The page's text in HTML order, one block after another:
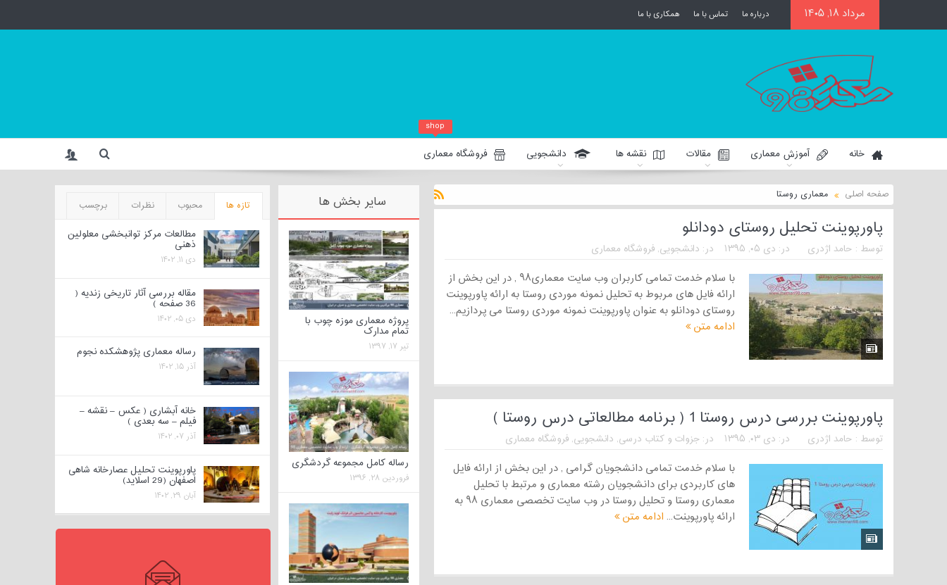
مرداد ۱۸, ۱۴۰۵ درباره ما تماس با ما همکاری با ما
خانه آموزش معماری مقالات نقشه ها دانشجویی فروشگاه معماری
shop
صفحه اصلی معماری روستا
پاورپوینت تحلیل روستای دودانلو
توسط : حامد اژدری در: دی ۰۵, ۱۳۹۵ در: دانشجویی,فروشگاه معماری
با سلام خدمت تمامی کاربران وب سایت معماری۹۸ , در این بخش از
ارائه فایل های مربوط به تحلیل نمونه موردی روستا به ارائه پاورپوینت
روستای دودانلو به عنوان پاورپوینت نمونه موردی روستا می پردازیم...
ادامه متن
پاورپوینت بررسی درس روستا 1 ( برنامه مطالعاتی درس روستا )
توسط : حامد اژدری در: دی ۰۳, ۱۳۹۵ در:جزوات و کتاب درسی, دانشجویی,فروشگاه معماری
با سلام خدمت تمامی دانشجویان گرامی , در این بخش از ارائه فایل
های کاربردی برای دانشجویان رشته معماری و مرتبط با تحلیل
معماری روستا و تحلیل روستا در وب سایت تخصصی معماری ۹۸ به
ارائه پاورپوینت... ادامه متن
سایر بخش ها
پروژه معماری موزه چوب با
تمام مدارک
تیر ۱۷, ۱۳۹۷
رساله کامل مجموعه گردشگری
فروردین ۲۸, ۱۳۹۶
تازه ها محبوب نظرات برچسب
مطالعات مرکز توانبخشی معلولین
ذهنی
دی ۱۱, ۱۴۰۲
مقاله بررسی آثار تاریخی زندیه (
36 صفحه )
دی ۰۵, ۱۴۰۲
رساله معماری پژوهشکده نجوم
آذر ۱۵, ۱۴۰۲
خانه آبشاری ( عکس – نقشه –
فیلم – سه بعدی )
آذر ۰۷, ۱۴۰۲
پاورپوینت تحلیل عصارخانه شاهی
اصفهان (29 اسلاید)
آبان ۲۹, ۱۴۰۲